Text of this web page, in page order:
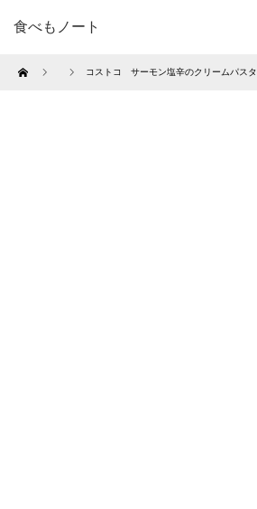
食べもノート
Home コストコ サーモン塩辛のクリームパスタ